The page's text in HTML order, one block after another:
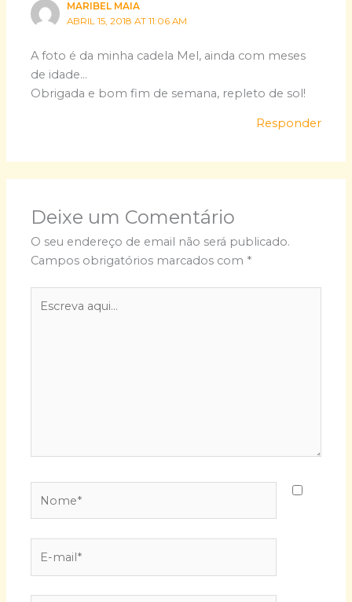
MARIBEL MAIA
ABRIL 15, 2018 AT 11:06 AM
A foto é da minha cadela Mel, ainda com meses
de idade…
Obrigada e bom fim de semana, repleto de sol!
Responder
Deixe um Comentário
O seu endereço de email não será publicado.
Campos obrigatórios marcados com *
aqui...
mail*